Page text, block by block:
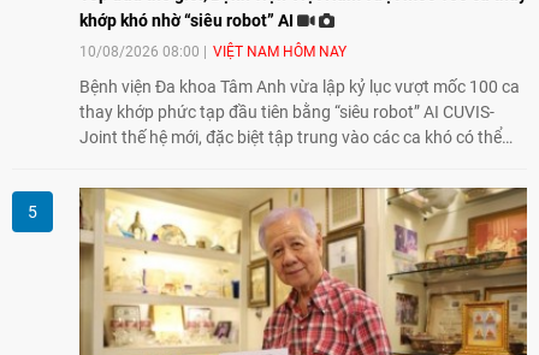
khớp khó nhờ “siêu robot” AI
10/08/2026 08:00 VIỆT NAM HÔM NAY
Bệnh viện Đa khoa Tâm Anh vừa lập kỷ lục vượt mốc 100 ca
thay khớp phức tạp đầu tiên bằng “siêu robot” AI CUVIS-
Joint thế hệ mới, đặc biệt tập trung vào các ca khó có thể
mở ra cơ hội mới cho nhiều người bệnh đang đối mặt nguy
cơ “tàn phế”.